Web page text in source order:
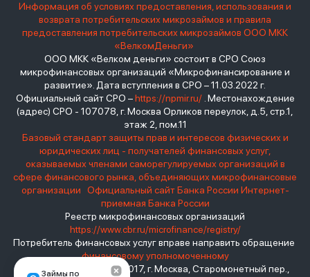
Займы по
Информация об условиях предоставления, использования и
возврата потребительских микрозаймов и правила
предоставления потребительских микрозаймов ООО МКК
«ВелкомДеньги»
ООО МКК «Велком деньги» состоит в СРО Союз
микрофинансовых организаций «Микрофинансирование и
развитие». Дата вступления в СРО – 11.03.2022 г.
Официальный сайт СРО –https://npmir.ru/. Местонахождение
(адрес) СРО - 107078, г. Москва Орликов переулок, д.5, стр.1,
этаж 2, пом.11
Базовый стандарт защиты прав и интересов физических и
юридических лиц - получателей финансовых услуг,
оказываемых членами саморегулируемых организаций в
сфере финансового рынка, объединяющих микрофинансовые
организации
Официальный сайт Банка России Интернет-
приемная Банка России
Реестр микрофинансовых организаций
https://www.cbr.ru/microfinance/registry/
Потребитель финансовых услуг вправе направить обращение
финансовому уполномоченному
Место нахождения: 119017, г. Москва, Старомонетный пер.,